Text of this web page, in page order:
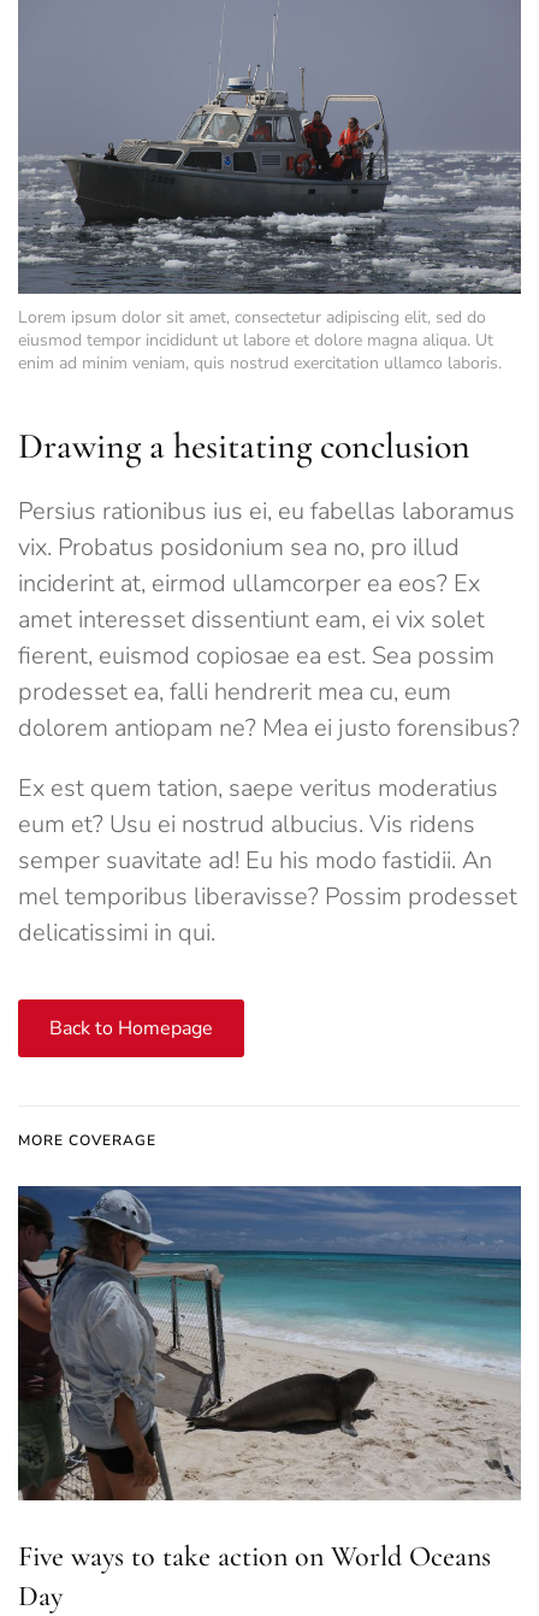
Lorem ipsum dolor sit amet, consectetur adipiscing elit, sed do
eiusmod tempor incididunt ut labore et dolore magna aliqua. Ut
enim ad minim veniam, quis nostrud exercitation ullamco laboris.
Drawing a hesitating conclusion
Persius rationibus ius ei, eu fabellas laboramus
vix. Probatus posidonium sea no, pro illud
inciderint at, eirmod ullamcorper ea eos? Ex
amet interesset dissentiunt eam, ei vix solet
fierent, euismod copiosae ea est. Sea possim
prodesset ea, falli hendrerit mea cu, eum
dolorem antiopam ne? Mea ei justo forensibus?
Ex est quem tation, saepe veritus moderatius
eum et? Usu ei nostrud albucius. Vis ridens
semper suavitate ad! Eu his modo fastidii. An
mel temporibus liberavisse? Possim prodesset
delicatissimi in qui.
Back to Homepage
MORE COVERAGE
Five ways to take action on World Oceans
Day